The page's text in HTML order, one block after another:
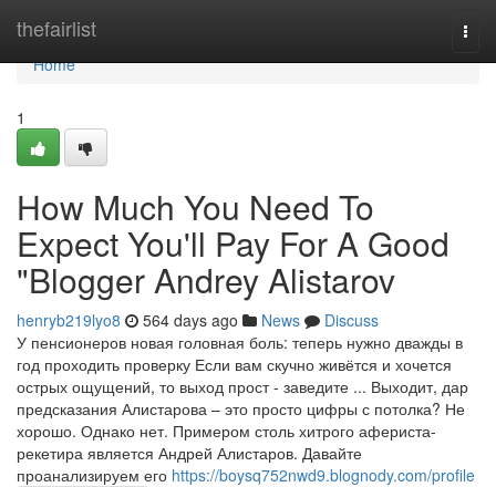
thefairlist
Home
Home
1
How Much You Need To
Expect You'll Pay For A Good
"Blogger Andrey Alistarov
henryb219lyo8 564 days ago News
Discuss
У пенсионеров новая головная боль: теперь нужно дважды в
год проходить проверку Если вам скучно живётся и хочется
острых ощущений, то выход прост - заведите ... Выходит, дар
предсказания Алистарова – это просто цифры с потолка? Не
хорошо. Однако нет. Примером столь хитрого афериста-
рекетира является Андрей Алистаров. Давайте
проанализируем его https://boysq752nwd9.blognody.com/profile